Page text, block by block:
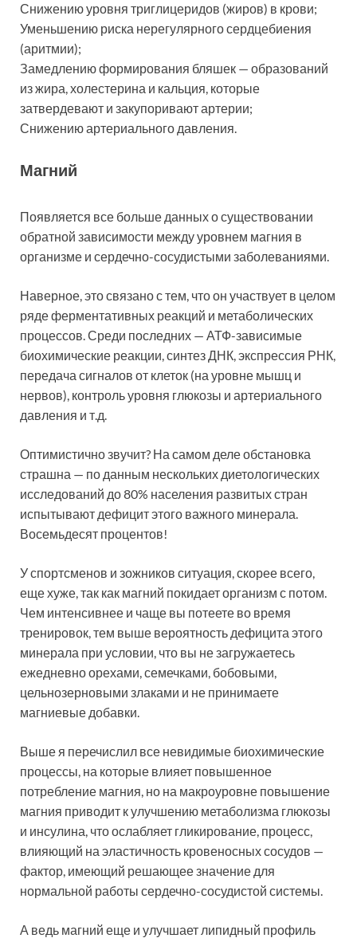
Снижению уровня триглицеридов (жиров) в крови;
Уменьшению риска нерегулярного сердцебиения
(аритмии);
Замедлению формирования бляшек — образований
из жира, холестерина и кальция, которые
затвердевают и закупоривают артерии;
Снижению артериального давления.
Магний
Появляется все больше данных о существовании
обратной зависимости между уровнем магния в
организме и сердечно-сосудистыми заболеваниями.
Наверное, это связано с тем, что он участвует в целом
ряде ферментативных реакций и метаболических
процессов. Среди последних — АТФ-зависимые
биохимические реакции, синтез ДНК, экспрессия РНК,
передача сигналов от клеток (на уровне мышц и
нервов), контроль уровня глюкозы и артериального
давления и т.д.
Оптимистично звучит? На самом деле обстановка
страшна — по данным нескольких диетологических
исследований до 80% населения развитых стран
испытывают дефицит этого важного минерала.
Восемьдесят процентов!
У спортсменов и зожников ситуация, скорее всего,
еще хуже, так как магний покидает организм с потом.
Чем интенсивнее и чаще вы потеете во время
тренировок, тем выше вероятность дефицита этого
минерала при условии, что вы не загружаетесь
ежедневно орехами, семечками, бобовыми,
цельнозерновыми злаками и не принимаете
магниевые добавки.
Выше я перечислил все невидимые биохимические
процессы, на которые влияет повышенное
потребление магния, но на макроуровне повышение
магния приводит к улучшению метаболизма глюкозы
и инсулина, что ослабляет гликирование, процесс,
влияющий на эластичность кровеносных сосудов —
фактор, имеющий решающее значение для
нормальной работы сердечно-сосудистой системы.
А ведь магний еще и улучшает липидный профиль